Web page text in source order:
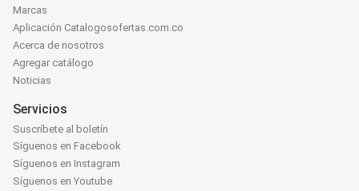
Marcas
Aplicación Catalogosofertas.com.co
Acerca de nosotros
Agregar catálogo
Noticias
Servicios
Suscríbete al boletín
Síguenos en Facebook
Síguenos en Instagram
Síguenos en Youtube